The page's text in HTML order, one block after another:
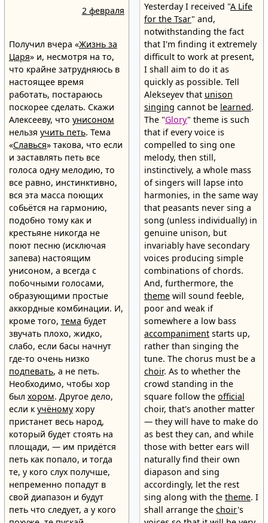
2 февраля
Получил вчера «Жизнь за
Царя» и, несмотря на то,
что крайне затрудняюсь в
настоящее время
работать, постараюсь
поскорее сделать. Скажи
Алексееву, что унисоном
нельзя учить петь. Тема
«Славься» такова, что если
и заставлять петь все
голоса одну мелодию, то
все равно, инстинктивно,
вся эта масса поющих
собьётся на гармонию,
подобно тому как и
крестьяне никогда не
поют песню (исключая
запева) настоящим
унисоном, а всегда с
побочными голосами,
образующими простые
аккордные комбинации. И,
кроме того, тема будет
звучать плохо, жидко,
слабо, если басы начнут
где-то очень низко
подпевать, а не петь.
Необходимо, чтобы хор
был хором. Другое дело,
если к учёномухору
пристанет весь народ,
который будет стоять на
площади, — им придётся
петь как попало, и тогда
те, у кого слух получше,
непременно попадут в
свой диапазон и будут
петь что следует, а у кого
Yesterday I received "A Life
for the Tsar" and,
notwithstanding the fact
that I'm finding it extremely
difficult to work at present,
I shall aim to do it as
quickly as possible. Tell
Alekseyev that unison
singing cannot be learned.
The "Glory" theme is such
that if every voice is
compelled to sing one
melody, then still,
instinctively, a whole mass
of singers will lapse into
harmonies, in the same way
that peasants never sing a
song (unless individually) in
genuine unison, but
invariably have secondary
voices producing simple
combinations of chords.
And, furthermore, the
themewill sound feeble,
poor and weak if
somewhere a low bass
accompanimentstarts up,
rather than singing the
tune. The chorus must be a
choir. As to whether the
crowd standing in the
square follow the official
choir, that's another matter
— they will have to make do
as best they can, and while
those with better ears will
naturally find their own
diapason and sing
accordingly, let the rest
sing along with the theme. I
shall arrange the choir's